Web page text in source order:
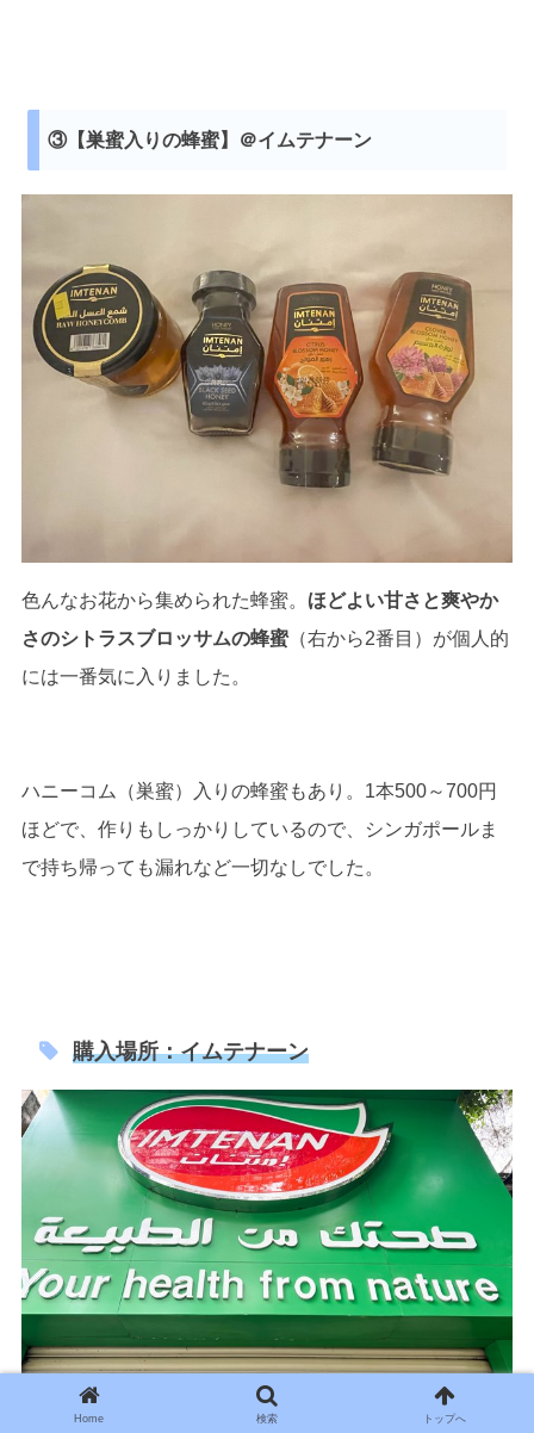
③【巣蜜入りの蜂蜜】＠イムテナーン
色んなお花から集められた蜂蜜。 ほどよい甘さと爽やか
さのシトラスブロッサムの蜂蜜（右から2番目）が個人的
には一番気に入りました。
ハニーコム（巣蜜）入りの蜂蜜もあり。1本500～700円
ほどで、作りもしっかりしているので、シンガポールま
で持ち帰っても漏れなど一切なしでした。
購入場所：イムテナーン
Home 検索 トップへ